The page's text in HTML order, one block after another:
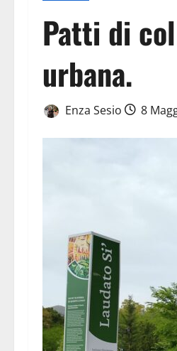
Patti di
urbana.
Enza Sesio 8